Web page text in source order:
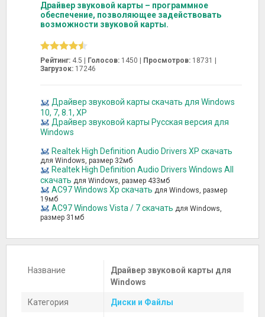
Драйвер звуковой карты – программное
обеспечение, позволяющее задействовать
возможности звуковой карты.
Рейтинг: 4.5 | Голосов: 1450 Просмотров: 18731 |
Загрузок: 17246
Драйвер звуковой карты скачать для Windows
10, 7, 8.1, XP
Драйвер звуковой карты Русская версия для
Windows
Realtek High Definition Audio Drivers XP скачать
для Windows, размер 32мб
Realtek High Definition Audio Drivers Windows All
скачать для Windows, размер 433мб
AC97 Windows Xp скачать для Windows, размер
19мб
AC97 Windows Vista / 7 скачать для Windows,
размер 31мб
Название
Драйвер звуковой карты для
Windows
Категория Диски и Файлы